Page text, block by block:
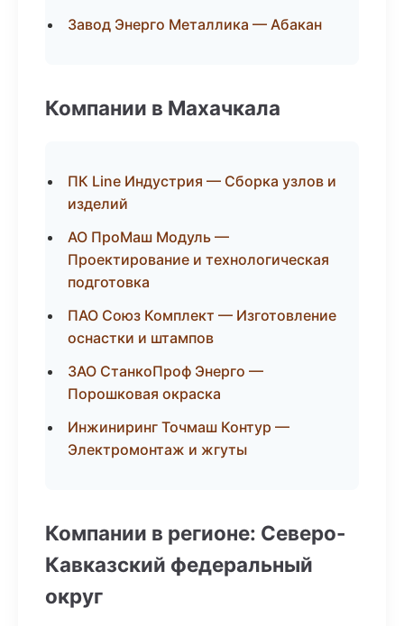
Завод Энерго Металлика — Абакан
Компании в Махачкала
ПК Line Индустрия — Сборка узлов и
изделий
АО ПроМаш Модуль —
Проектирование и технологическая
подготовка
ПАО Союз Комплект — Изготовление
оснастки и штампов
ЗАО СтанкоПроф Энерго —
Порошковая окраска
Инжиниринг Точмаш Контур —
Электромонтаж и жгуты
Компании в регионе: Северо-
Кавказский федеральный
округ